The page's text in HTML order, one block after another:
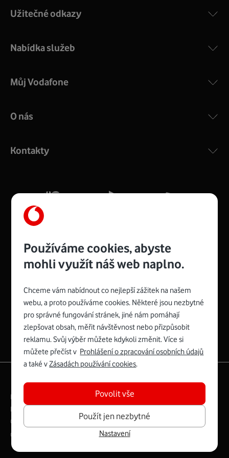
COMPAL CH7465VF
silný signál pro celou domácnost. Kompaktní rozměry 21
Více o COMPAL CH7465VF
Zyxel VMG8623-T50B:
Rozměry modemu jsou 16 x 22 x 7,5 cm (včetně stojánku)
a nabízí 4 gigabitové LAN porty a bezdrátové připojení Wi-
Fi ve verzích 802.11 b/g/n/ac pro frekvenci 2,4 GHz a
Mb/s.
Více o Zyxel VMG8623-T50B
Spojte se s Vodafonem
Užitečné odkazy
Nabídka služeb
Můj Vodafone
O nás
Kontakty
Právní­ podmí­nky
Ochrana soukromí­
Digitální odpovědnost
Ceník
Copyright © 2026 Vodafone Czech Republic a.s.
Používáme cookies, abyste
mohli využít náš web naplno.
Chceme vám nabídnout co nejlepší zážitek na našem
webu, a proto používáme cookies. Některé jsou nezbytné
pro správné fungování stránek, jiné nám pomáhají
zlepšovat obsah, měřit návštěvnost nebo přizpůsobit
reklamu. Svůj výběr můžete kdykoli změnit. Více si
můžete přečíst v Prohlášení o zpracování osobních údajů
a také vZásadách používání cookies.
Použít jen nezbytné
Povolit vše
Nastavení